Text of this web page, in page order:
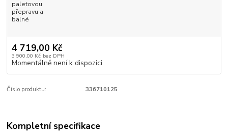
paletovou
přepravu a
balné
4 719,00 Kč
3 900,00 Kč bez DPH
Momentálně není k dispozici
Číslo produktu: 336710125
Kompletní specifikace